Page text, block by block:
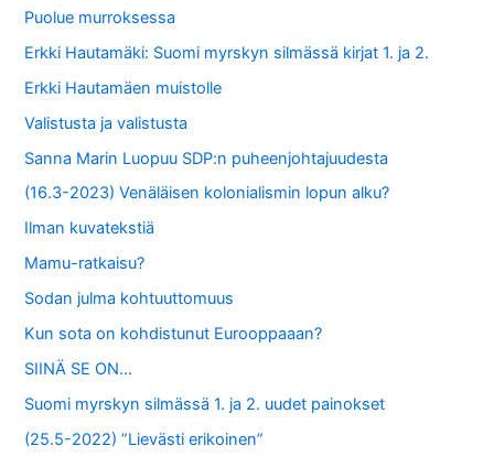
r
:
Puolue murroksessa
Erkki Hautamäki: Suomi myrskyn silmässä kirjat 1. ja 2.
Erkki Hautamäen muistolle
Valistusta ja valistusta
Sanna Marin Luopuu SDP:n puheenjohtajuudesta
(16.3-2023) Venäläisen kolonialismin lopun alku?
Ilman kuvatekstiä
Mamu-ratkaisu?
Sodan julma kohtuuttomuus
Kun sota on kohdistunut Eurooppaaan?
SIINÄ SE ON…
Suomi myrskyn silmässä 1. ja 2. uudet painokset
(25.5-2022) ”Lievästi erikoinen”